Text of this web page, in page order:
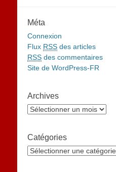
Méta
Connexion
Flux RSS des articles
RSS des commentaires
Site de WordPress-FR
Archives
Archives
Catégories
Catégories